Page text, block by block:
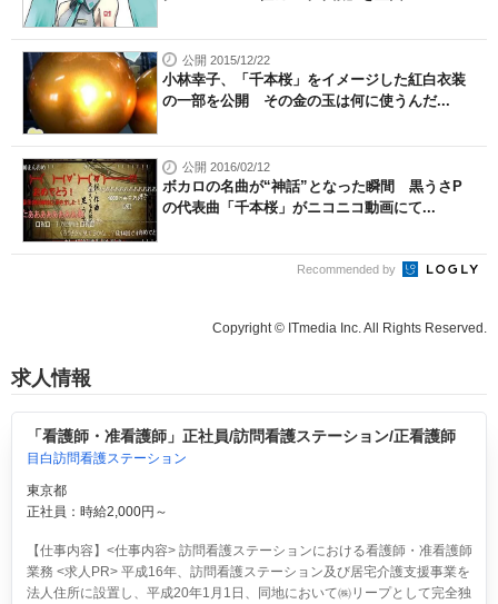
公開 2015/12/22
小林幸子、「千本桜」をイメージした紅白衣装
の一部を公開 その金の玉は何に使うんだ...
公開 2016/02/12
ボカロの名曲が“神話”となった瞬間 黒うさP
の代表曲「千本桜」がニコニコ動画にて...
Recommended by
Copyright © ITmedia Inc. All Rights Reserved.
求人情報
「看護師・准看護師」正社員/訪問看護ステーション/正看護師
目白訪問看護ステーション
東京都
正社員：時給2,000円～
【仕事内容】<仕事内容> 訪問看護ステーションにおける看護師・准看護師
業務 <求人PR> 平成16年、訪問看護ステーション及び居宅介護支援事業を
法人住所に設置し、平成20年1月1日、同地において㈱リープとして完全独